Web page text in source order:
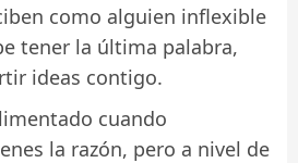
como alguien inflexible
tener la última palabra,
ideas contigo.
cuando
la razón, pero a nivel de